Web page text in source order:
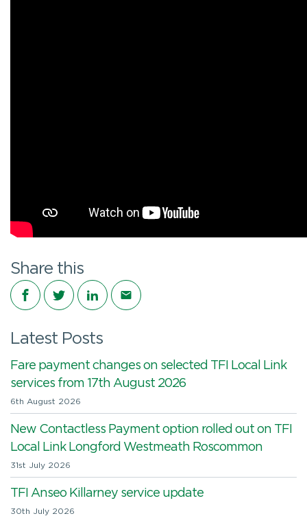
Share this
Share on Facebook
Share on Twitter
Share on LinkedIn
Share via email
Latest Posts
Fare payment changes on selected TFI Local Link
services from 17th August 2026
6th August 2026
New Contactless Payment option rolled out on TFI
Local Link Longford Westmeath Roscommon
31st July 2026
TFI Anseo Killarney service update
30th July 2026